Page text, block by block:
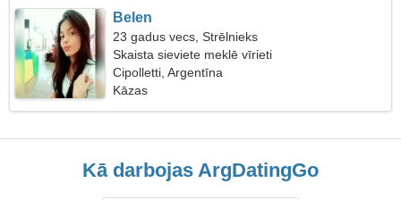
Belen
23 gadus vecs, Strēlnieks
Skaista sieviete meklē vīrieti
Cipolletti, Argentīna
Kāzas
Kā darbojas ArgDatingGo